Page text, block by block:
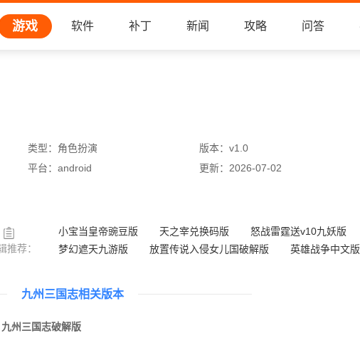
游戏 软件 补丁 新闻 攻略 问答
类型： 角色扮演 版本： v1.0
平台： android 更新： 2026-07-02
推荐：
小宝当皇帝豌豆版 天之宰兑换码版
怒战雷霆送v10九妖版
梦幻遮天九游版
放置传说入侵女儿国破解版
英雄战争中文版
九州三国志相关版本
九州三国志破解版